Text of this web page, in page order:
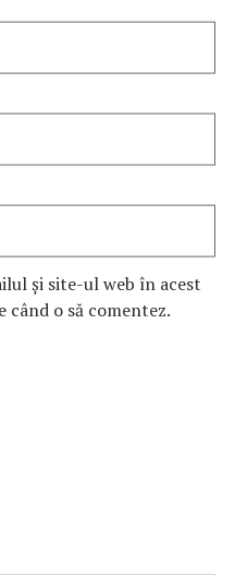
și site-ul web în acest
o să comentez.